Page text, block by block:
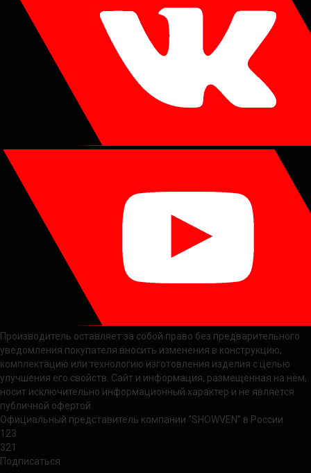
Производитель оставляет за собой право без предварительного
уведомления покупателя вносить изменения в конструкцию,
комплектацию или технологию изготовления изделия с целью
улучшения его свойств. Сайт и информация, размещенная на нём,
носит исключительно информационный характер и не является
публичной офертой.
Официальный представитель компании “SHOWVEN” в России
123
321
Подписаться